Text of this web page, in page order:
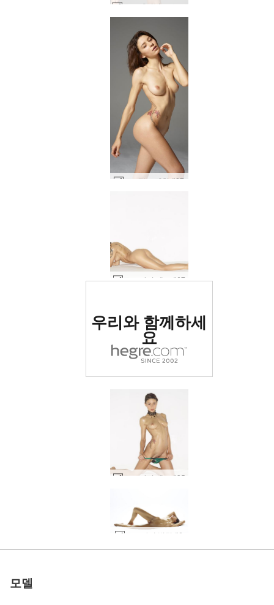
로즈 페미닌 포스 #22
로즈핏 프렌치 #27
로즈 바디 데코 #67
로 평가됨
우리와 함께하세
요
로즈 바디 데코 #35
로즈 바디 빌딩 #6
장미 황홀 #42
로즈핏 프렌치 #3
장미 황홀 #46
장미 황홀 #38
세계 1위 에로틱 사이트
로 평가됨
우리와 함께하세
요
로즈 레드 로프 #3
로즈 레드 로프 #15
로즈 가랑이 없는 피쉬넷 바디 #24
로즈 래디언트 #26
로즈 롤러 #23부에노스아이레스의 플로라 #62
세계 1위 에로틱 사이트
로 평가됨
우리와 함께하세
요
소냐 스튜디오 초상화 #59
로즈 래디언트 #6Mya 첫 번째 누드 사진 #71
도미니카 C 핑크 슈즈 #13
다린 블루 #172로즈 가랑이 없는 피쉬넷 바디 #4
세계 1위 에로틱 사이트
로 평가됨
우리와 함께하세
요
한나 엔젤릭 #36에밀리 스튜디오 누드 #52
키키 기념비 #41발레리 섹시 스쿼트 #34
타니아 스튜디오 누드 #26
En 미친 에 a 충전기 #132카티아 아이 마스크 #48
몰리 헤그레 데뷔 #22Mya 첫 번째 누드 사진 #31
빅토리아 R 섹시 소파 #92
세계 1위 에로틱 사이트
로 평가됨
우리와 함께하세
요
발레리 레깅스 #7
타니아 스튜디오 누드 #50
빅토리아 R 섹시 소파 #84
플로라 gyno 서커스 #43도미니카 C 군대 실루엣 #77
미야 애슬레틱 #60
세계 1위 에로틱 사이트
로 평가됨
우리와 함께하세
요
키키 퍼펙트 10 #75
키키 퍼펙트 10 #67
Emma M 벌거벗은 발레리나 #29
엔바디웹 #10 Mya 첫 번째 누드 사진 #43
다린 블루 #156
세계 1위 에로틱 사이트
로 평가됨
우리와 함께하세
요
Flora 단단한 빛 part1 #49
모델